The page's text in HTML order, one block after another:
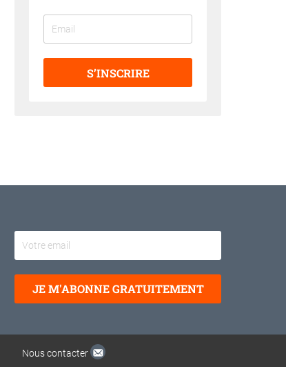
S’INSCRIRE
JE M'ABONNE GRATUITEMENT
Nous contacter
NEWSLETTER